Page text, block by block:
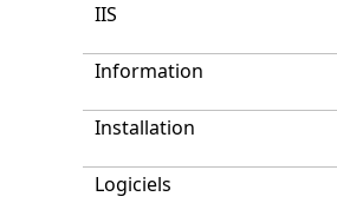
IIS
Information
Installation
Logiciels